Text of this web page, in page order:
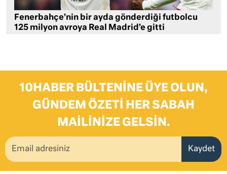
Fenerbahçe’nin bir ayda gönderdiği futbolcu
125 milyon avroya Real Madrid’e gitti
10HABER BÜLTENINE ÜYE OLUN,
GÜNDEM ÖZETI HER SABAH
MAILINIZE GELSIN.
Kaydet